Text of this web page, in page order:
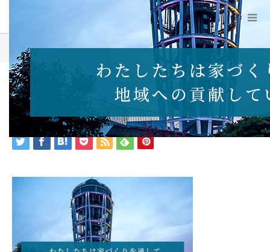
商品一覧 main_wide_enoshima_sp
2021.11.11
main_wide_enoshima_sp